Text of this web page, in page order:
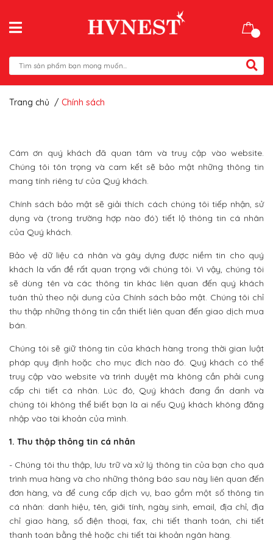
Trang chủ / Chính sách
Cám ơn quý khách đã quan tâm và truy cập vào website.
Chúng tôi tôn trọng và cam kết sẽ bảo mật những thông tin
mang tính riêng tư của Quý khách.
Chính sách bảo mật sẽ giải thích cách chúng tôi tiếp nhận, sử
dụng và (trong trường hợp nào đó) tiết lộ thông tin cá nhân
của Quý khách.
Bảo vệ dữ liệu cá nhân và gây dựng được niềm tin cho quý
khách là vấn đề rất quan trọng với chúng tôi. Vì vậy, chúng tôi
sẽ dùng tên và các thông tin khác liên quan đến quý khách
tuân thủ theo nội dung của Chính sách bảo mật. Chúng tôi chỉ
thu thập những thông tin cần thiết liên quan đến giao dịch mua
bán.
Chúng tôi sẽ giữ thông tin của khách hàng trong thời gian luật
pháp quy định hoặc cho mục đích nào đó. Quý khách có thể
truy cập vào website và trình duyệt mà không cần phải cung
cấp chi tiết cá nhân. Lúc đó, Quý khách đang ẩn danh và
chúng tôi không thể biết bạn là ai nếu Quý khách không đăng
nhập vào tài khoản của mình.
1. Thu thập thông tin cá nhân
- Chúng tôi thu thập, lưu trữ và xử lý thông tin của bạn cho quá
trình mua hàng và cho những thông báo sau này liên quan đến
đơn hàng, và để cung cấp dịch vụ, bao gồm một số thông tin
cá nhân: danh hiệu, tên, giới tính, ngày sinh, email, địa chỉ, địa
chỉ giao hàng, số điện thoại, fax, chi tiết thanh toán, chi tiết
thanh toán bằng thẻ hoặc chi tiết tài khoản ngân hàng.